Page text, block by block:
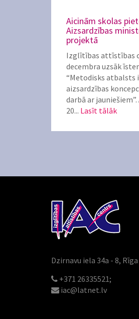
Aicinām skolas
Aizsardzības
projektā
Izglītības attīstības
decembra uzsāk
“Metodisks
aizsardzības
darbā ar
20... Lasīt tālāk
Dzirnavu iela 34a - 8, Rīga
+371 26335521;
iac@latnet.lv